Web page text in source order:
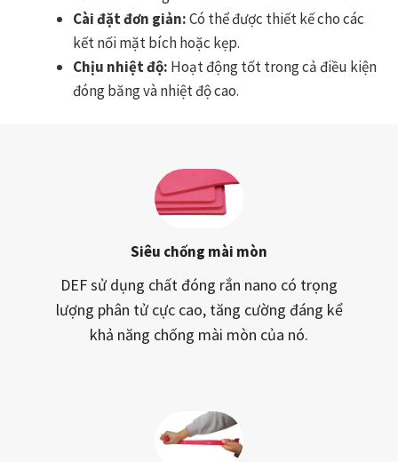
Cài đặt đơn giản:Có thể được thiết kế cho các
kết nối mặt bích hoặc kẹp.
Chịu nhiệt độ: Hoạt động tốt trong cả điều kiện
đóng băng và nhiệt độ cao.
Siêu chống mài mòn
DEF sử dụng chất đóng rắn nano có trọng
lượng phân tử cực cao, tăng cường đáng kể
khả năng chống mài mòn của nó.